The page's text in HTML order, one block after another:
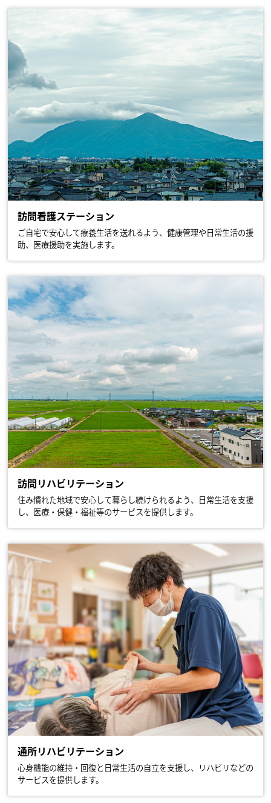
訪問看護ステーション
ご自宅で安心して療養生活を送れるよう、健康管理や日常生活の援
助、医療援助を実施します。
訪問リハビリテーション
住み慣れた地域で安心して暮らし続けられるよう、日常生活を支援
し、医療・保健・福祉等のサービスを提供します。
通所リハビリテーション
心身機能の維持・回復と日常生活の自立を支援し、リハビリなどの
サービスを提供します。